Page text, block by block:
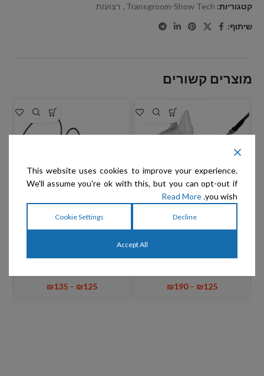
קטגוריות: Transgroom-Show Tech
, רצועות
שיתוף:
מוצרים קשורים
Show Tech – קולר חצי חנק
₪125
–
₪190
Show Tech – רצועת הולכה
שחור 4 מ"מ Dapper Dogs
₪125
–
₪135
This website uses cookies to improve your experience.
We'll assume you're ok with this, but you can opt-out if
you wish.
Read More
Decline
Cookie Settings
Accept All